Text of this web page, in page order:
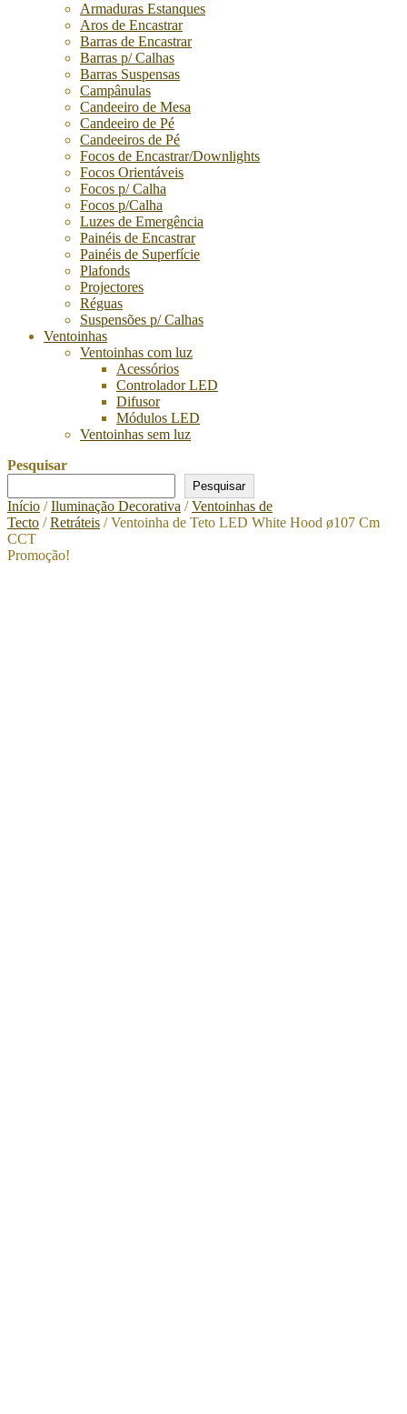
Armaduras Estanques
Aros de Encastrar
Barras de Encastrar
Barras p/ Calhas
Barras Suspensas
Campânulas
Candeeiro de Mesa
Candeeiro de Pé
Candeeiros de Pé
Focos de Encastrar/Downlights
Focos Orientáveis
Focos p/ Calha
Focos p/Calha
Luzes de Emergência
Painéis de Encastrar
Painéis de Superfície
Plafonds
Projectores
Réguas
Suspensões p/ Calhas
Ventoinhas
Ventoinhas com luz
Acessórios
Controlador LED
Difusor
Módulos LED
Ventoinhas sem luz
Pesquisar
Pesquisar
Início /Iluminação Decorativa /Ventoinhas de
Tecto /Retráteis / Ventoinha de Teto LED White Hood ø107 Cm
CCT
Promoção!